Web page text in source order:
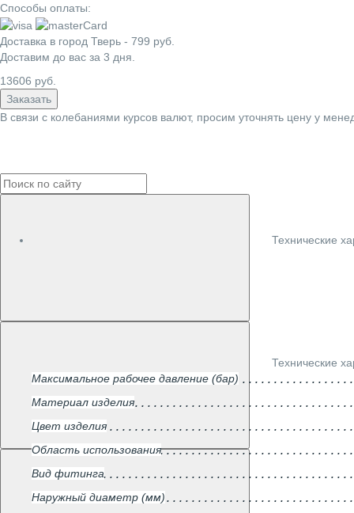
Способы оплаты:
Доставка в город Тверь - 799 руб.
Доставим до вас за 3 дня.
13606 руб.
Заказать
В связи с колебаниями курсов валют, просим уточнять цену у
Технические
Технические
Максимальное рабочее давление (бар)
Материал изделия
Цвет изделия
Область использования
Вид фитинга
Наружный диаметр (мм)